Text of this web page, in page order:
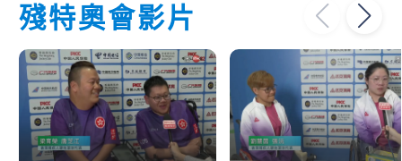
殘特奧會影片